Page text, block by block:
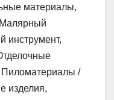
материалы,
инструмент,
/
изделия,